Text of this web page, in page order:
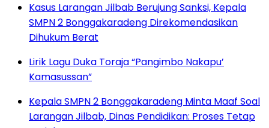
Kasus Larangan Jilbab Berujung Sanksi, Kepala
SMPN 2 Bonggakaradeng Direkomendasikan
Dihukum Berat
Lirik Lagu Duka Toraja “Pangimbo Nakapu’
Kamasussan”
Kepala SMPN 2 Bonggakaradeng Minta Maaf Soal
Larangan Jilbab, Dinas Pendidikan: Proses Tetap